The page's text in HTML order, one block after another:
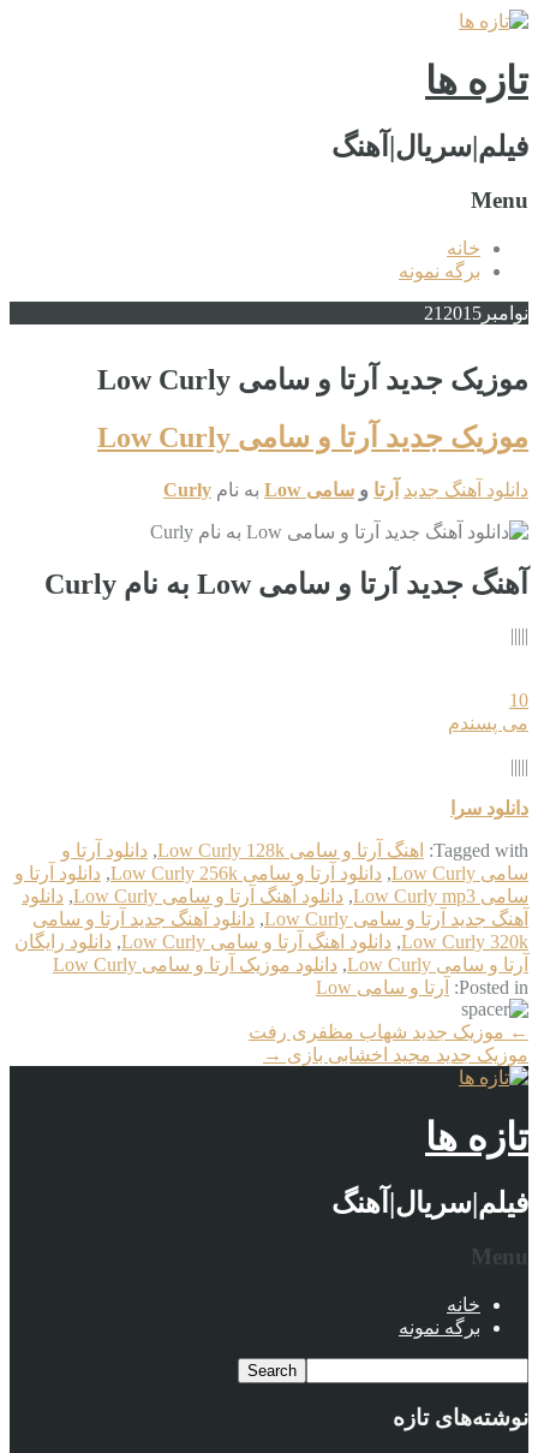
تازه ها
فیلم|سریال|آهنگ
Menu
خانه
برگه نمونه
نوامبر 21 2015
موزیک جدید آرتا و سامی Low Curly
موزیک جدید آرتا و سامی Low Curly
دانلود آهنگ جدید آرتا و سامی Low به نام Curly
آهنگ جدید آرتا و سامی Low به نام Curly
|||||
10
می پسندم
|||||
دانلود سرا
Tagged with: اهنگ آرتا و سامی Low Curly 128k , دانلود آرتا و
سامی Low Curly
, دانلود آرتا و سامی Low Curly 256k , دانلود آرتا و
سامی Low Curly mp3
, دانلود آهنگ آرتا و سامی Low Curly , دانلود
آهنگ جدید آرتا و سامی Low Curly
, دانلود آهنگ جدید آرتا و سامی
Low Curly 320k
, دانلود اهنگ آرتا و سامی Low Curly , دانلود رایگان
آرتا و سامی Low Curly
, دانلود موزیک آرتا و سامی Low Curly
Posted in:
آرتا و سامی Low
More
Articles
← موزیک جدید شهاب مظفری رفت
موزیک جدید مجید اخشابی بازی →
تازه ها
فیلم|سریال|آهنگ
Menu
خانه
برگه نمونه
نوشته‌های تازه